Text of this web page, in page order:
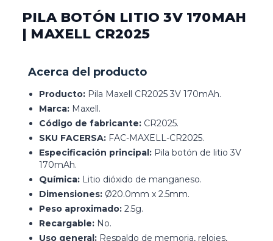
PILA BOTÓN LITIO 3V 170MAH
| MAXELL CR2025
Acerca del producto
Producto: Pila Maxell CR2025 3V 170mAh.
Marca: Maxell.
Código de fabricante: CR2025.
SKU FACERSA: FAC-MAXELL-CR2025.
Especificación principal: Pila botón de litio 3V
170mAh.
Química: Litio dióxido de manganeso.
Dimensiones: Ø20.0mm x 2.5mm.
Peso aproximado: 2.5g.
Recargable: No.
Uso general: Respaldo de memoria, relojes,